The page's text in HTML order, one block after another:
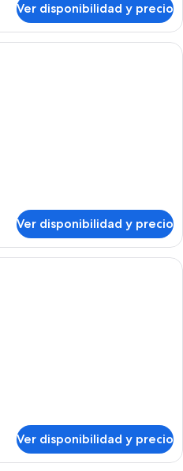
Ver disponibilidad y precio
Habitación de hotel con cama,
Ver disponibilidad y precio
Habitación de hotel con dos camas,
Ver disponibilidad y precio